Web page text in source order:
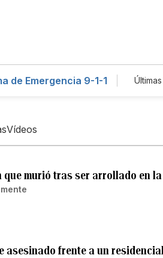
de Emergencia 9-1-1
Vídeos
murió tras ser arrollado en
asesinado frente a un